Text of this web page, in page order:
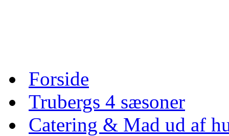
to
Forside
Trubergs 4 sæsoner
Catering & Mad ud af